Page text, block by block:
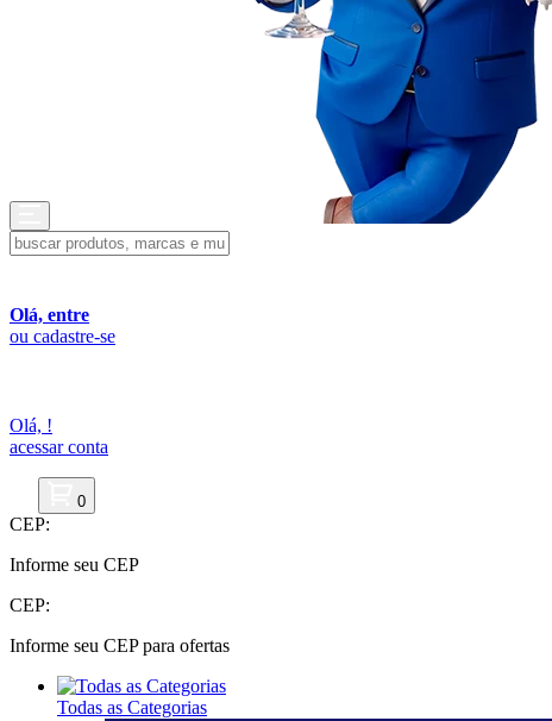
Olá, entre
ou cadastre-se
Olá, !
acessar conta
0
CEP:
Informe seu CEP
CEP:
Informe seu CEP para ofertas
Todas as Categorias